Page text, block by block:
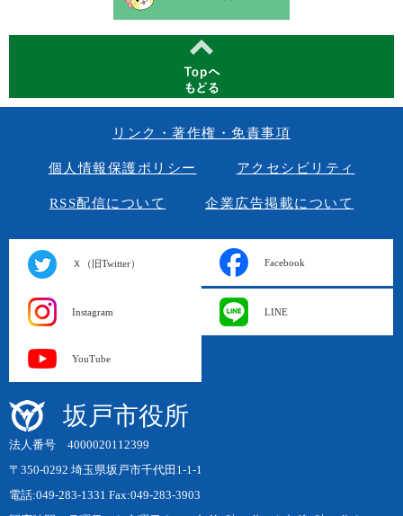
リンク・著作権・免責事項
個人情報保護ポリシー アクセシビリティ
RSS配信について 企業広告掲載について
Ｘ（旧Twitter） Facebook
Instagram LINE
YouTube
坂戸市役所
法人番号 4000020112399
〒350-0292 埼玉県坂戸市千代田1-1-1
電話:049-283-1331 Fax:049-283-3903